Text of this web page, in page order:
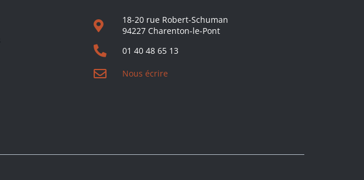
18-20 rue Robert-Schuman
94227 Charenton-le-Pont
01 40 48 65 13
Nous écrire